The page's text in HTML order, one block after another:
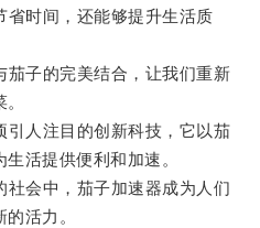
时间，还能够提升生活质
子的完美结合，让我们重新
人注目的创新科技，它以茄
活提供便利和加速。
会中，茄子加速器成为人们
活力。